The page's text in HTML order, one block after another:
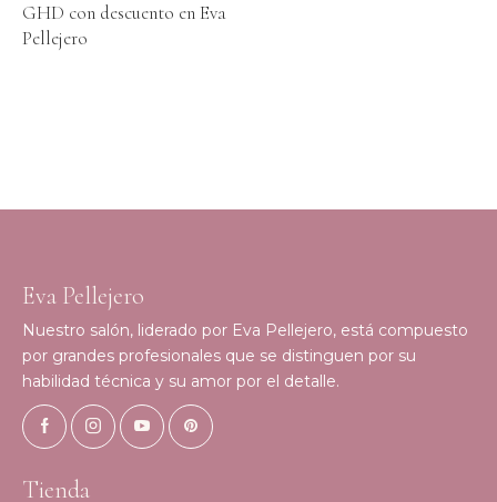
GHD con descuento en Eva
Pellejero
Eva Pellejero
Nuestro salón, liderado por Eva Pellejero, está compuesto
por grandes profesionales que se distinguen por su
habilidad técnica y su amor por el detalle.
Tienda